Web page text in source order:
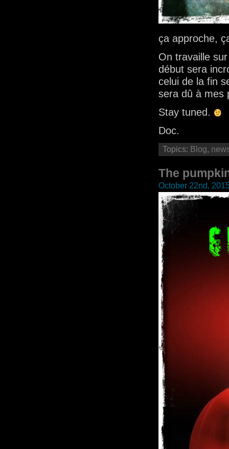
ça approche,
On travaille
début sera
celui de la fin
sera dû à mes
Stay tuned.
Doc.
Topics: Blog,
The
October 22nd,